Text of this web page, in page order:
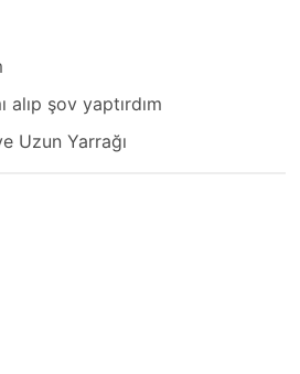
alıp şov yaptırdım
Uzun Yarrağı